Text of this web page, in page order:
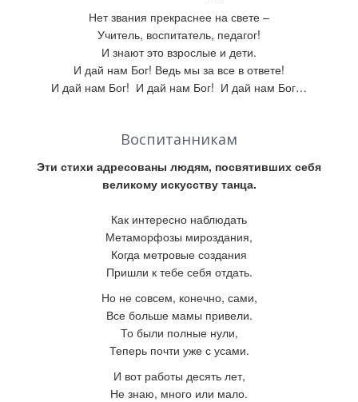
Нет звания прекраснее на свете –
Учитель, воспитатель, педагог!
И знают это взрослые и дети.
И дай нам Бог! Ведь мы за все в ответе!
И дай нам Бог! И дай нам Бог! И дай нам Бог…
Воспитанникам
Эти стихи адресованы людям, посвятивших себя
великому искусству танца.
Как интересно наблюдать
Метаморфозы мироздания,
Когда метровые создания
Пришли к тебе себя отдать.
Но не совсем, конечно, сами,
Все больше мамы привели.
То были полные нули,
Теперь почти уже с усами.
И вот работы десять лет,
Не знаю, много или мало.